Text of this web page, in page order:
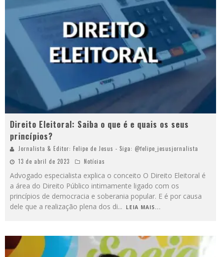
Direito Eleitoral: Saiba o que é e quais os seus
princípios?
Jornalista & Editor: Felipe de Jesus - Siga: @felipe_jesusjornalista
13 de abril de 2023
Notícias
Advogado especialista explica o conceito O Direito Eleitoral é
a área do Direito Público intimamente ligado com os
princípios de democracia e soberania popular. E é por causa
dele que a realização plena dos di... LEIA MAIS...